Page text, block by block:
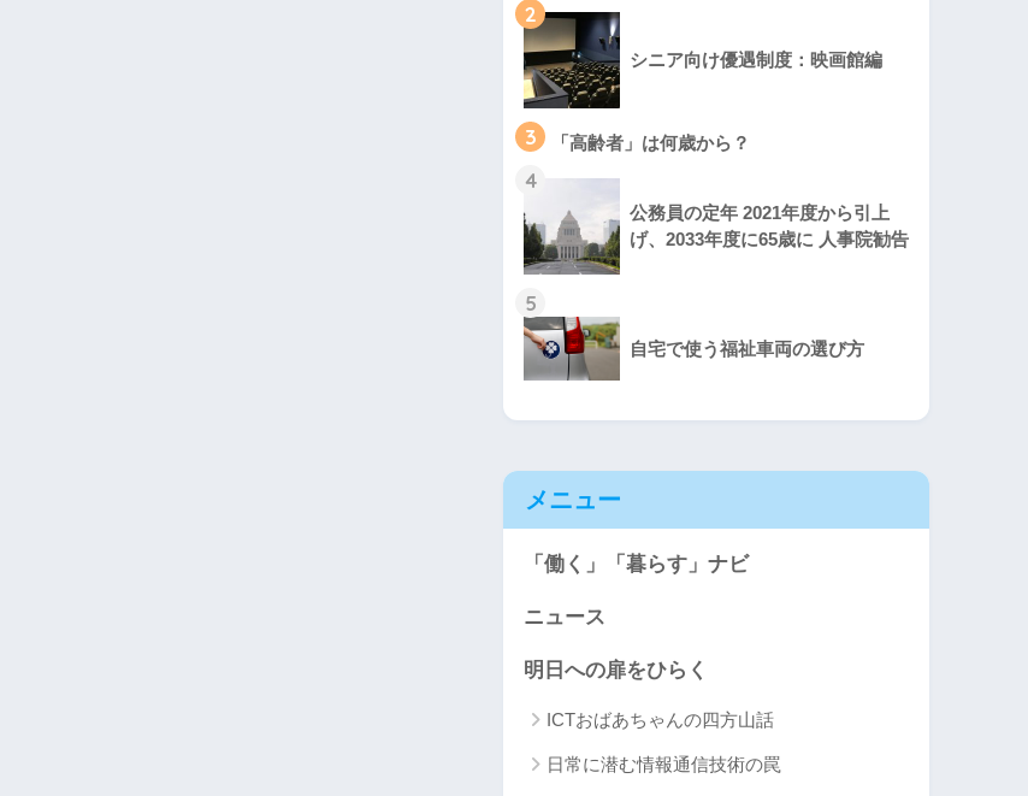
2
シニア向け優遇制度：映画館編
3 「高齢者」は何歳から？
4
公務員の定年 2021年度から引上
げ、2033年度に65歳に 人事院勧告
5
自宅で使う福祉車両の選び方
メニュー
「働く」「暮らす」ナビ
ニュース
明日への扉をひらく
ICTおばあちゃんの四方山話
日常に潜む情報通信技術の罠